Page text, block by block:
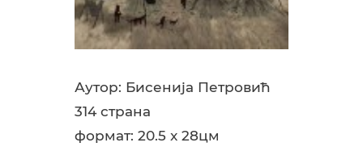
Аутор: Бисенија Петровић
314 страна
формат: 20.5 x 28цм